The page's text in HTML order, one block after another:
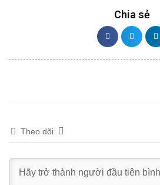
Chia sẻ
Theo dõi